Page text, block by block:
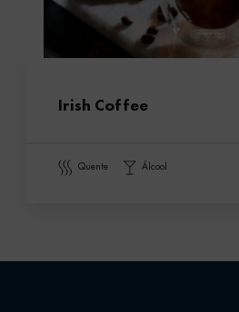
Irish Coffee
quente álcool